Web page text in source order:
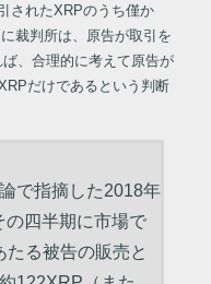
されたXRPのうち僅か
裁判所は、原告が取引を
、合理的に考えて原告が
だけであるという判断
で指摘した2018年
の四半期に市場で
る被告の販売と